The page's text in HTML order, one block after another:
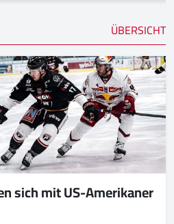
ÜBERSICHT
sich mit US-Amerikaner